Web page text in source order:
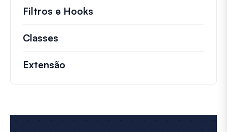
Filtros e Hooks
Classes
Extensão